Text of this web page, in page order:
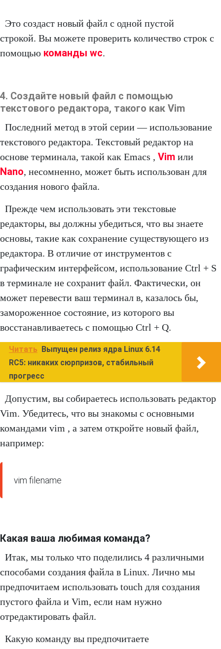
Это создаст новый файл с одной пустой
строкой. Вы можете проверить количество строк с
помощью команды wc.
4. Создайте новый файл с помощью
текстового редактора, такого как Vim
Последний метод в этой серии — использование
текстового редактора. Текстовый редактор на
основе терминала, такой как Emacs , Vim или
Nano, несомненно, может быть использован для
создания нового файла.
Прежде чем использовать эти текстовые
редакторы, вы должны убедиться, что вы знаете
основы, такие как сохранение существующего из
редактора. В отличие от инструментов с
графическим интерфейсом, использование Ctrl + S
в терминале не сохранит файл. Фактически, он
может перевести ваш терминал в, казалось бы,
замороженное состояние, из которого вы
восстанавливаетесь с помощью Ctrl + Q.
Читать Выпущен релиз ядра Linux 6.14
RC5: никаких сюрпризов, стабильный
прогресс
Допустим, вы собираетесь использовать редактор
Vim. Убедитесь, что вы знакомы с основными
командами vim , а затем откройте новый файл,
например:
vim filename
Какая ваша любимая команда?
Итак, мы только что поделились 4 различными
способами создания файла в Linux. Лично мы
предпочитаем использовать touch для создания
пустого файла и Vim, если нам нужно
отредактировать файл.
Какую команду вы предпочитаете